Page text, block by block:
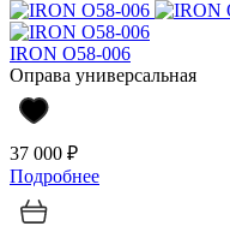
IRON O58-006
Оправа универсальная
37 000 ₽
Подробнее